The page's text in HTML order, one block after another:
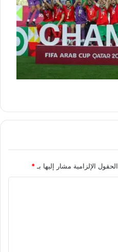
الحقول الإلزامية مشار إليها بـ *